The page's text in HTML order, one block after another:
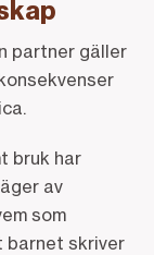
partner gäller
bruk har
av
som
barnet skriver